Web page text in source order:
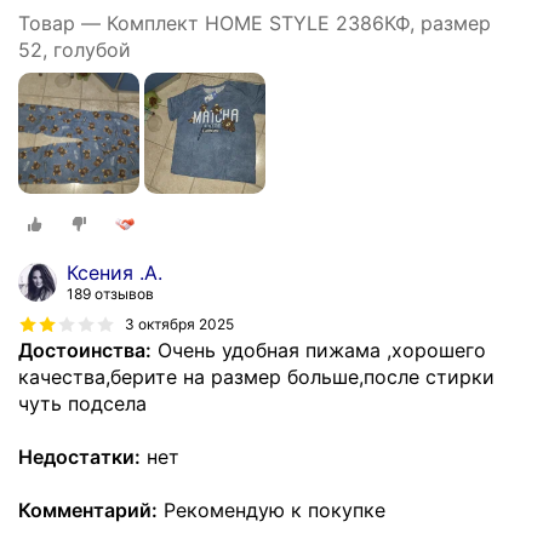
Товар — Комплект HOME STYLE 2386КФ, размер
52, голубой
Ксения .А.
189 отзывов
3 октября 2025
Достоинства: Очень удобная пижама ,хорошего
качества,берите на размер больше,после стирки
чуть подсела
Недостатки: нет
Комментарий: Рекомендую к покупке